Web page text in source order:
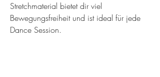
Stretchmaterial bietet dir viel
Bewegungsfreiheit und ist ideal für jede
Dance Session.